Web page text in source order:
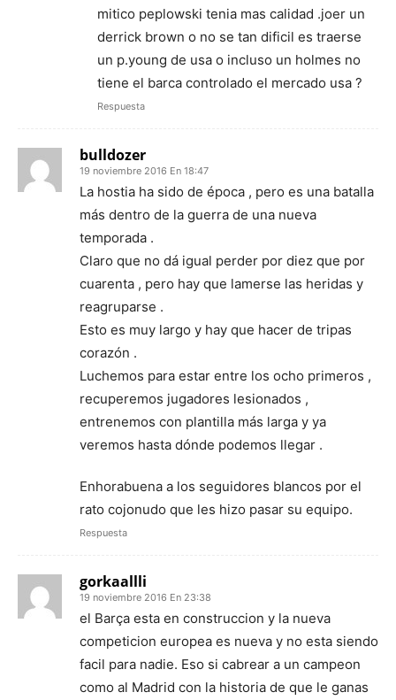
mitico peplowski tenia mas calidad .joer un
derrick brown o no se tan dificil es traerse
un p.young de usa o incluso un holmes no
tiene el barca controlado el mercado usa ?
Respuesta
bulldozer
19 noviembre 2016 En 18:47
La hostia ha sido de época , pero es una batalla
más dentro de la guerra de una nueva
temporada .
Claro que no dá igual perder por diez que por
cuarenta , pero hay que lamerse las heridas y
reagruparse .
Esto es muy largo y hay que hacer de tripas
corazón .
Luchemos para estar entre los ocho primeros ,
recuperemos jugadores lesionados ,
entrenemos con plantilla más larga y ya
veremos hasta dónde podemos llegar .
Enhorabuena a los seguidores blancos por el
rato cojonudo que les hizo pasar su equipo.
Respuesta
gorkaallli
19 noviembre 2016 En 23:38
el Barça esta en construccion y la nueva
competicion europea es nueva y no esta siendo
facil para nadie. Eso si cabrear a un campeon
como al Madrid con la historia de que le ganas